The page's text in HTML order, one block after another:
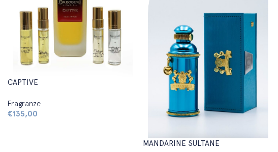
CAPTIVE
Fragranze
€135,00
MANDARINE SULTANE